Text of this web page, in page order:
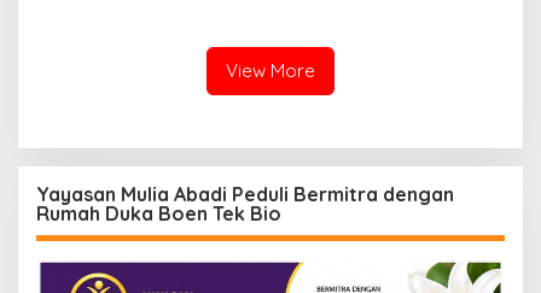
Keberlanjutan
View More
Yayasan Mulia Abadi Peduli Bermitra dengan
Rumah Duka Boen Tek Bio